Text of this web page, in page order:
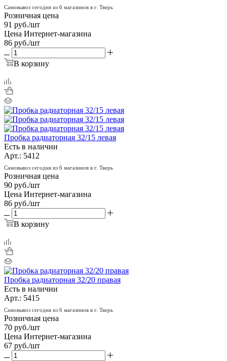
Самовывоз сегодня из 6 магазинов в г. Тверь
Розничная цена
91 руб./шт
Цена Интернет-магазина
86 руб./шт
В корзину
Пробка радиаторная 32/15 левая
Есть в наличии
Арт.: 5412
Самовывоз сегодня из 6 магазинов в г. Тверь
Розничная цена
90 руб./шт
Цена Интернет-магазина
86 руб./шт
В корзину
Пробка радиаторная 32/20 правая
Есть в наличии
Арт.: 5415
Самовывоз сегодня из 6 магазинов в г. Тверь
Розничная цена
70 руб./шт
Цена Интернет-магазина
67 руб./шт